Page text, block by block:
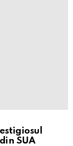
SUA